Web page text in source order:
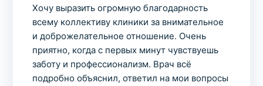
Хочу выразить огромную благодарность
всему коллективу клиники за внимательное
и доброжелательное отношение. Очень
приятно, когда с первых минут чувствуешь
заботу и профессионализм. Врач всё
подробно объяснил, ответил на мои вопросы
сайті.